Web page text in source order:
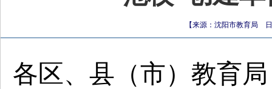
【来源：沈阳市教育局
各区、县（市）教育